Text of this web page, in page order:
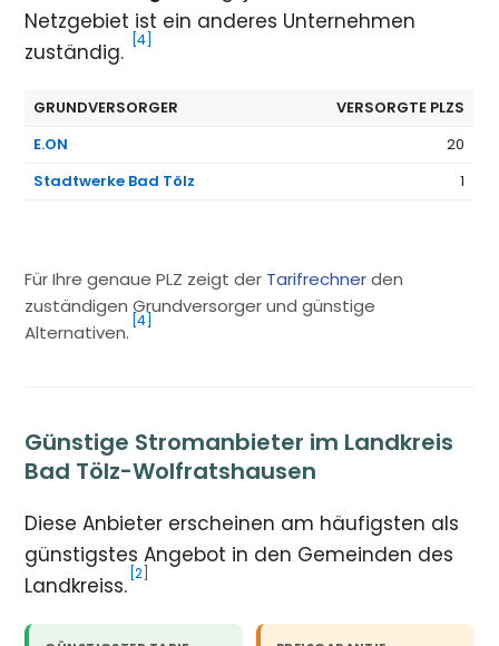
Netzgebiet ist ein anderes Unternehmen
zuständig.
[4]
GRUNDVERSORGER
VERSORGTE PLZS
E.ON
20
Stadtwerke Bad Tölz
1
Für Ihre genaue PLZ zeigt der Tarifrechnerden
zuständigen Grundversorger und günstige
Alternativen.
[4]
Günstige Stromanbieter im Landkreis
Bad Tölz-Wolfratshausen
Diese Anbieter erscheinen am häufigsten als
günstigstes Angebot in den Gemeinden des
Landkreiss. [2]